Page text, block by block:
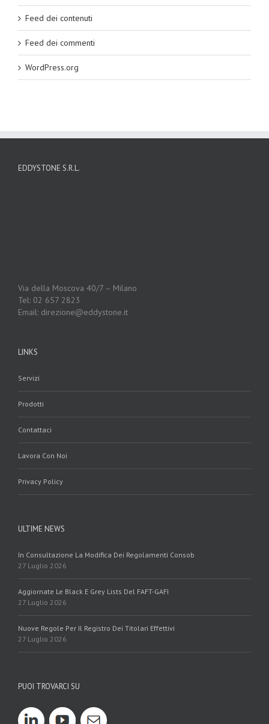
Feed dei contenuti
Feed dei commenti
WordPress.org
EDDYSTONE S.R.L.
Via della Moscova 40/7 – Milano
Tel: 02 657 2823
Email: direzione@eddystone.it
LINKS
Servizi
Prodotti
Contattaci
Lavora Con Noi
Privacy Policy
ULTIME NEWS
In Consultazione La Modifica Dei Regolamenti Consob
27 Luglio 2026
Aggiornate Le Black E Grey Lists Del FAFT-GAFI
27 Luglio 2026
Nuove Regole Per Il Registro Dei Titolari Effettivi
27 Luglio 2026
PUOI TROVARCI SU